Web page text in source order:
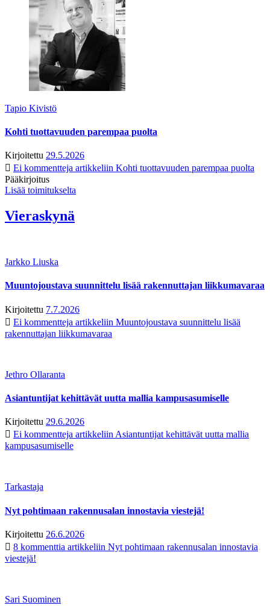
Tapio Kivistö
Kohti tuottavuuden parempaa puolta
Kirjoitettu 29.5.2026
Ei kommentteja artikkeliin Kohti tuottavuuden parempaa puolta
Pääkirjoitus
Lisää toimitukselta
Vieraskynä
Jarkko Liuska
Muuntojoustava suunnittelu lisää rakennuttajan liikkumavaraa
Kirjoitettu 7.7.2026
Ei kommentteja artikkeliin Muuntojoustava suunnittelu lisää
rakennuttajan liikkumavaraa
Jethro Ollaranta
Asiantuntijat kehittävät uutta mallia kampusasumiselle
Kirjoitettu 29.6.2026
Ei kommentteja artikkeliin Asiantuntijat kehittävät uutta mallia
kampusasumiselle
Tarkastaja
Nyt pohtimaan rakennusalan innostavia viestejä!
Kirjoitettu 26.6.2026
8 kommenttia artikkeliin Nyt pohtimaan rakennusalan innostavia
viestejä!
Sari Suominen